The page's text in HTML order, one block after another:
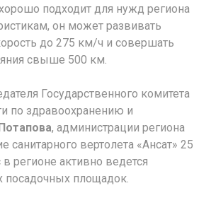
подходит для нужд региона
он может развивать
до 275 км/ч и совершать
свыше 500 км.
Государственного комитета
по здравоохранению и
, администрации региона
санитарного вертолета «Ансат» 25
в регионе активно ведется
посадочных площадок.